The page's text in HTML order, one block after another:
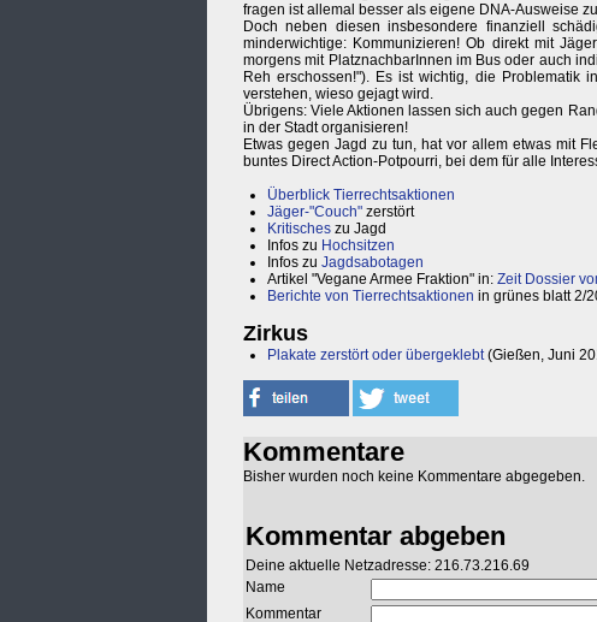
fragen ist allemal besser als eigene DNA-Ausweise
Doch neben diesen insbesondere finanziell
minderwichtige: Kommunizieren! Ob direkt mit
morgens mit PlatznachbarInnen im Bus oder auch
Reh erschossen!"). Es ist wichtig, die Problematik
verstehen, wieso gejagt wird.
Übrigens: Viele Aktionen lassen sich auch gegen
in der Stadt organisieren!
Etwas gegen Jagd zu tun, hat vor allem etwas mit
buntes Direct Action-Potpourri, bei dem für alle
Überblick Tierrechtsaktionen
Jäger-"Couch" zerstört
Kritisches zu Jagd
Infos zu Hochsitzen
Infos zu Jagdsabotagen
Artikel "Vegane Armee Fraktion" in: Zeit Dossier
Berichte von Tierrechtsaktionen in grünes blatt 2/
Zirkus
Plakate zerstört oder übergeklebt(Gießen, Juni
Kommentare
Bisher wurden noch keine Kommentare abgegeben.
Kommentar abgeben
Deine aktuelle Netzadresse: 216.73.216.69
Name
Kommentar